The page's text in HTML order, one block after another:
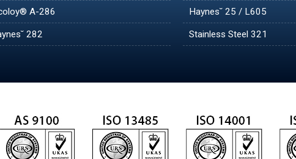
A-286 Haynes˘ 25 / L605
282 Stainless Steel 321